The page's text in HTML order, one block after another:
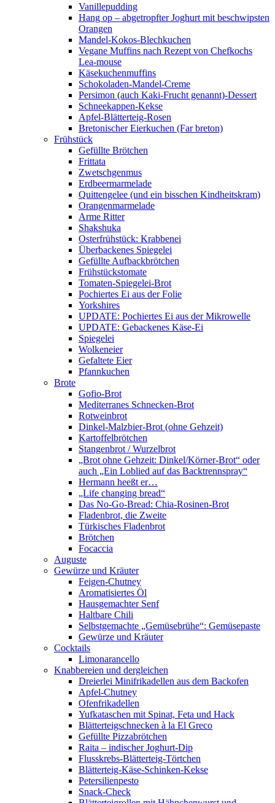
Vanillepudding
Hang op – abgetropfter Joghurt mit beschwipsten
Orangen
Mandel-Kokos-Blechkuchen
Vegane Muffins nach Rezept von Chefkochs
Lea-mouse
Käsekuchenmuffins
Schokoladen-Mandel-Creme
Persimon (auch Kaki-Frucht genannt)-Dessert
Schneekappen-Kekse
Apfel-Blätterteig-Rosen
Bretonischer Eierkuchen (Far breton)
Frühstück
Gefüllte Brötchen
Frittata
Zwetschgenmus
Erdbeermarmelade
Quittengelee (und ein bisschen Kindheitskram)
Orangenmarmelade
Arme Ritter
Shakshuka
Osterfrühstück: Krabbenei
Überbackenes Spiegelei
Gefüllte Aufbackbrötchen
Frühstückstomate
Tomaten-Spiegelei-Brot
Pochiertes Ei aus der Folie
Yorkshires
UPDATE: Pochiertes Ei aus der Mikrowelle
UPDATE: Gebackenes Käse-Ei
Spiegelei
Wolkeneier
Gefaltete Eier
Pfannkuchen
Brote
Gofio-Brot
Mediterranes Schnecken-Brot
Rotweinbrot
Dinkel-Malzbier-Brot (ohne Gehzeit)
Kartoffelbrötchen
Stangenbrot / Wurzelbrot
„Brot ohne Gehzeit: Dinkel/Körner-Brot“ oder
auch „Ein Loblied auf das Backtrennspray“
Hermann heeßt er…
„Life changing bread“
Das No-Go-Bread: Chia-Rosinen-Brot
Fladenbrot, die Zweite
Türkisches Fladenbrot
Brötchen
Focaccia
Auguste
Gewürze und Kräuter
Feigen-Chutney
Aromatisiertes Öl
Hausgemachter Senf
Haltbare Chili
Selbstgemachte „Gemüsebrühe“: Gemüsepaste
Gewürze und Kräuter
Cocktails
Limonarancello
Knabbereien und dergleichen
Dreierlei Minifrikadellen aus dem Backofen
Apfel-Chutney
Ofenfrikadellen
Yufkataschen mit Spinat, Feta und Hack
Blätterteigschnecken à la El Greco
Gefüllte Pizzabrötchen
Raita – indischer Joghurt-Dip
Flusskrebs-Blätterteig-Törtchen
Blätterteig-Käse-Schinken-Kekse
Petersilienpesto
Snack-Check